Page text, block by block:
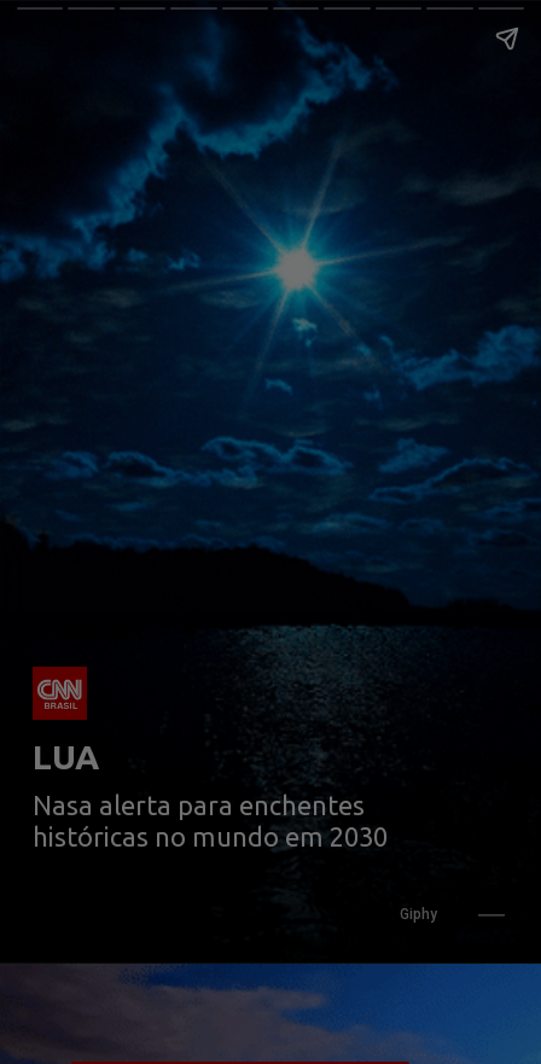
LUA
Giphy
Nasa alerta para enchentes